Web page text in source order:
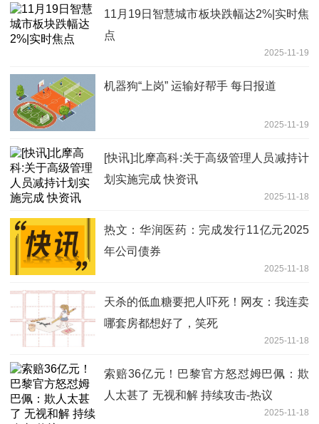
11月19日智慧城市板块跌幅达2%|实时焦
点
2025-11-19
机器狗“上岗” 运输好帮手 每日报道
2025-11-19
[快讯]北摩高科:关于高级管理人员减持计
划实施完成 快资讯
2025-11-18
热文：华润医药：完成发行11亿元2025
年公司债券
2025-11-18
天杀的低血糖要把人吓死！网友：我连卖
哪套房都想好了，笑死
2025-11-18
索赔36亿元！巴黎官方怒怼姆巴佩：欺
人太甚了 无视和解 持续攻击-热议
2025-11-18